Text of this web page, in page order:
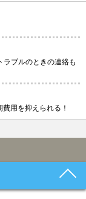
ブルのときの連絡も
用を抑えられる！